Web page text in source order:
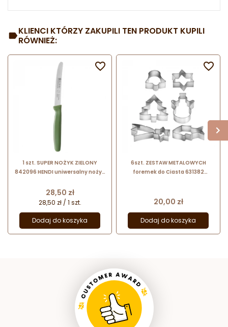
KLIENCI KTÓRZY ZAKUPILI TEN PRODUKT KUPILI
RÓWNIEŻ:
1 szt. SUPER NOŻYK ZIELONY
842096 HENDI uniwersalny nożyk
Cena
28,50 zł
28,50 zł / 1 szt.
Dodaj do koszyka

6szt. ZESTAW METALOWYCH
foremek do Ciasta 631382
Cena
20,00 zł
Dodaj do koszyka
